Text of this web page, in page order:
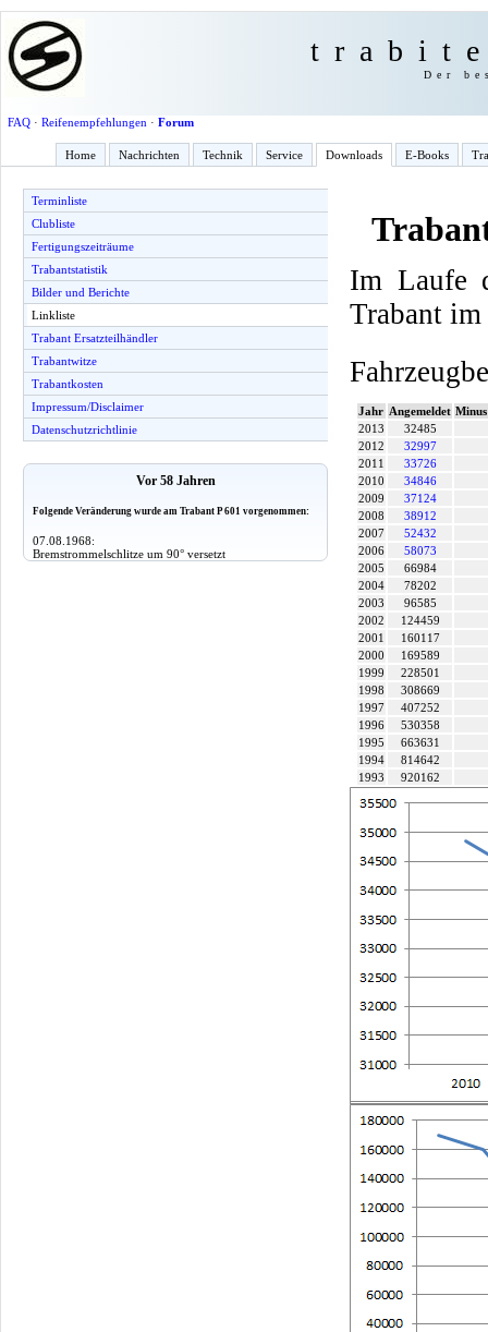
Der
FAQ· Reifenempfehlungen · Forum
Home Nachrichten Technik Service Downloads E-Books
Terminliste
Clubliste
Fertigungszeiträume
Trabantstatistik
Bilder und Berichte
Linkliste
Trabant Ersatzteilhändler
Trabantwitze
Trabantkosten
Impressum/Disclaimer
Datenschutzrichtlinie
Vor 58 Jahren
Folgende Veränderung wurde am Trabant P 601 vorgenommen:
07.08.1968:
Bremstrommelschlitze um 90° versetzt
Im Laufe
Trabant im
Jahr Angemeldet
2013
32485
2012
32997
2011
33726
2010
34846
2009
37124
2008
38912
2007
52432
2006
58073
2005
66984
2004
78202
2003
96585
2002
124459
2001
160117
2000
169589
1999
228501
1998
308669
1997
407252
1996
530358
1995
663631
1994
814642
1993
920162